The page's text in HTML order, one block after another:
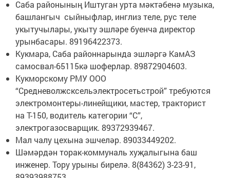
Саба районының Иштуган урта мәктәбенә музыка,
башлангыч сыйныфлар, инглиз теле, рус теле
укытучылары, укыту эшләре буенча директор
урынбасары. 89196422373.
Кукмара, Саба районнарында эшләргә КамАЗ
самосвал-65115кә шоферлар. 89872904603.
Кукморскому РМУ ООО
“Средневолжсксельэлектросетьстрой” требуются
электромонтеры-линейщики, мастер, тракторист
на Т-150, водитель категории “С”,
электрогазосварщик. 89372939467.
Мал чалу цехына эшчеләр. 89033449202.
Шәмәрдән торак-коммуналь хуҗалыгына баш
инженер. Тору урыны бирелә. 8(84362) 3-23-91,